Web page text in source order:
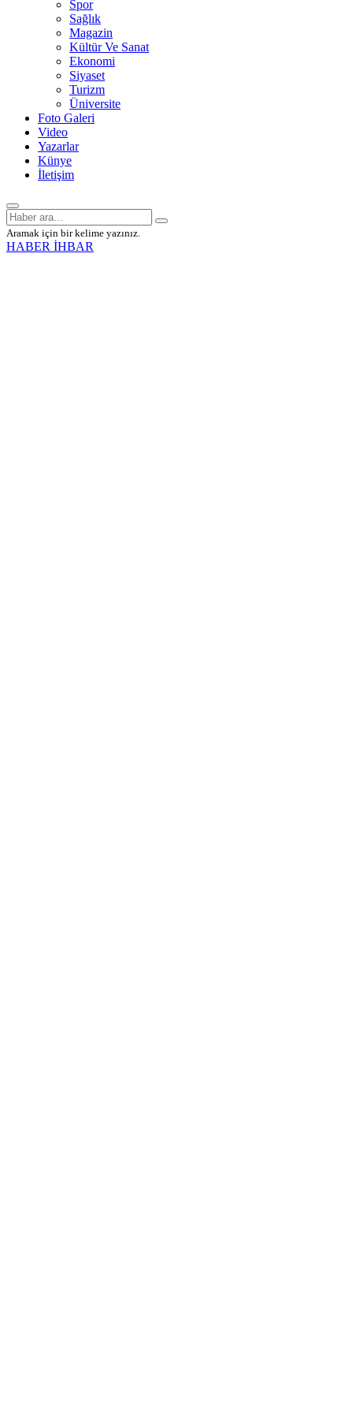
Spor
Sağlık
Magazin
Kültür Ve Sanat
Ekonomi
Siyaset
Turizm
Üniversite
Foto Galeri
Video
Yazarlar
Künye
İletişim
Aramak için bir kelime yazınız.
HABER İHBAR